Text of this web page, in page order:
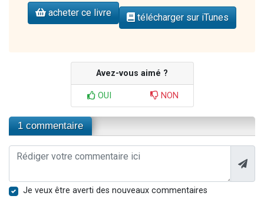
acheter ce livre télécharger sur iTunes
Avez-vous aimé ?
OUI NON
1 commentaire
Je veux être averti des nouveaux commentaires